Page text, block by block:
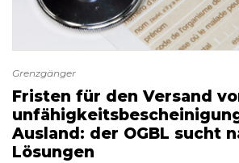
Grenzgänger
Fristen für den Versand
Ausland: der OGBL sucht
Lösungen